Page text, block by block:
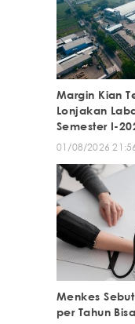
Margin Kian
Lonjakan
Semester I-
01/08/2026
Menkes
per Tahun